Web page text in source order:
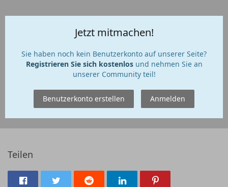
Jetzt mitmachen!
Sie haben noch kein Benutzerkonto auf unserer Seite?
Registrieren Sie sich kostenlosund nehmen Sie an
unserer Community teil!
Benutzerkonto erstellen Anmelden
Teilen